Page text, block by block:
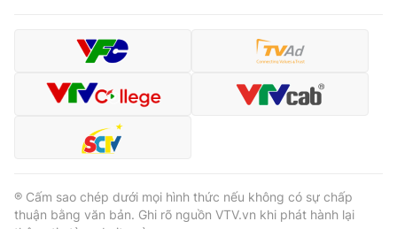
Video Shorts video
VTV Money
VTV Sức khoẻ Bất động sản
® Cấm sao chép dưới mọi hình thức nếu không có sự chấp
thuận bằng văn bản. Ghi rõ nguồn VTV.vn khi phát hành lại